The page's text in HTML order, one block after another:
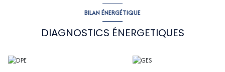
BILAN ÉNERGÉTIQUE
DIAGNOSTICS ÉNERGETIQUES